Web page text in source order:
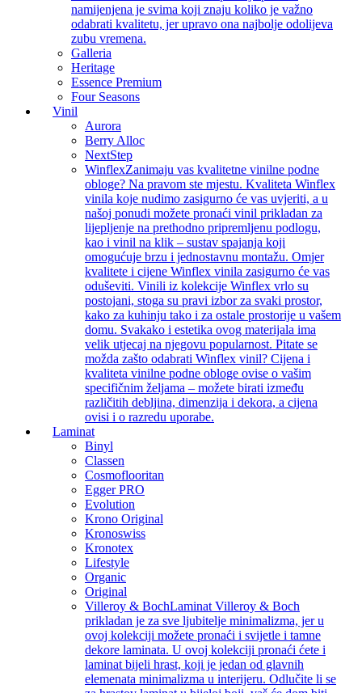
namijenjena je svima koji znaju koliko je važno
odabrati kvalitetu, jer upravo ona najbolje odolijeva
zubu vremena.
Galleria
Heritage
Essence Premium
Four Seasons
Vinil
Aurora
Berry Alloc
NextStep
WinflexZanimaju vas kvalitetne vinilne podne
obloge? Na pravom ste mjestu. Kvaliteta Winflex
vinila koje nudimo zasigurno će vas uvjeriti, a u
našoj ponudi možete pronaći vinil prikladan za
lijepljenje na prethodno pripremljenu podlogu,
kao i vinil na klik – sustav spajanja koji
omogućuje brzu i jednostavnu montažu. Omjer
kvalitete i cijene Winflex vinila zasigurno će vas
oduševiti. Vinili iz kolekcije Winflex vrlo su
postojani, stoga su pravi izbor za svaki prostor,
kako za kuhinju tako i za ostale prostorije u vašem
domu. Svakako i estetika ovog materijala ima
velik utjecaj na njegovu popularnost. Pitate se
možda zašto odabrati Winflex vinil? Cijena i
kvaliteta vinilne podne obloge ovise o vašim
specifičnim željama – možete birati između
različitih debljina, dimenzija i dekora, a cijena
ovisi i o razredu uporabe.
Laminat
Binyl
Classen
Cosmoflooritan
Egger PRO
Evolution
Krono Original
Kronoswiss
Kronotex
Lifestyle
Organic
Original
Villeroy & BochLaminat Villeroy & Boch
prikladan je za sve ljubitelje minimalizma, jer u
ovoj kolekciji možete pronaći i svijetle i tamne
dekore laminata. U ovoj kolekciji pronaći ćete i
laminat bijeli hrast, koji je jedan od glavnih
elemenata minimalizma u interijeru. Odlučite li se